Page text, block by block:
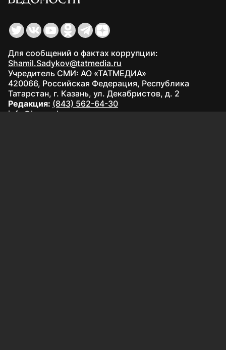
Для сообщений о фактах коррупции:
Shamil.Sadykov@tatmedia.ru
Учредитель СМИ: АО «ТАТМЕДИА»
420066, Российская Федерация, Республика
Татарстан, г. Казань, ул. Декабристов, д. 2
Редакция: (843) 562-64-30
info@kazved.ru